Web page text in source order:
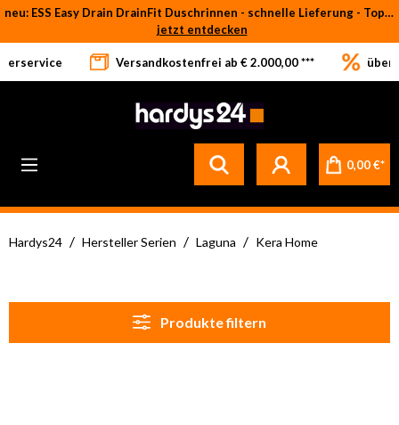
Zum Hauptinhalt springen
neu: ESS Easy Drain DrainFit Duschrinnen - schnelle Lieferung - Top-Preise
jetzt entdecken
Versandkostenfrei ab € 2.000,00 *** über
0,00 €*
Hardys24 / Hersteller Serien / Laguna / Kera Home
Produkte filtern